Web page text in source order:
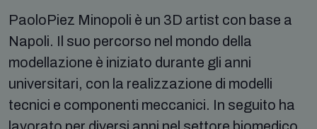
PaoloPiez Minopoli è un 3D artist con base a
Napoli. Il suo percorso nel mondo della
modellazione è iniziato durante gli anni
universitari, con la realizzazione di modelli
tecnici e componenti meccanici. In seguito ha